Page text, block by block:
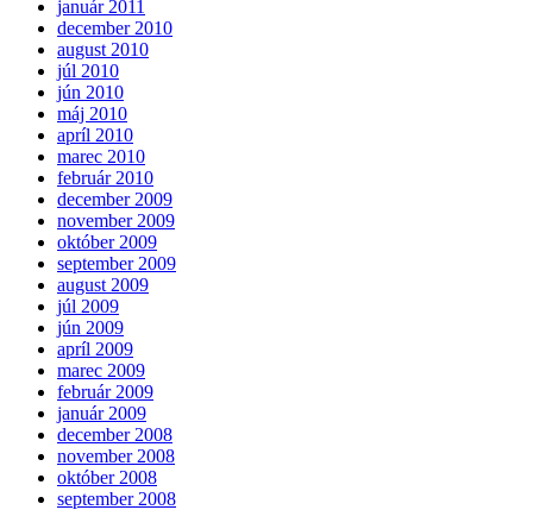
január 2011
december 2010
august 2010
júl 2010
jún 2010
máj 2010
apríl 2010
marec 2010
február 2010
december 2009
november 2009
október 2009
september 2009
august 2009
júl 2009
jún 2009
apríl 2009
marec 2009
február 2009
január 2009
december 2008
november 2008
október 2008
september 2008